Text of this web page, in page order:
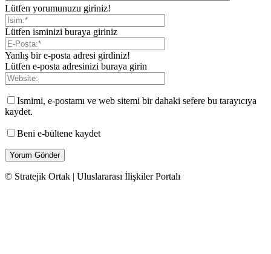
Lütfen yorumunuzu giriniz!
Lütfen isminizi buraya giriniz
Yanlış bir e-posta adresi girdiniz!
Lütfen e-posta adresinizi buraya girin
Ismimi, e-postamı ve web sitemi bir dahaki sefere bu tarayıcıya
kaydet.
Beni e-bültene kaydet
© Stratejik Ortak | Uluslararası İlişkiler Portalı